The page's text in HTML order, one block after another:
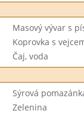
Masový vývar s
Koprovka s
Čaj, voda
Sýrová
Zelenina